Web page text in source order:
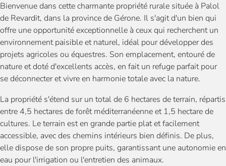
Bienvenue dans cette charmante propriété rurale située à Palol
de Revardit, dans la province de Gérone. Il s'agit d'un bien qui
offre une opportunité exceptionnelle à ceux qui recherchent un
environnement paisible et naturel, idéal pour développer des
projets agricoles ou équestres. Son emplacement, entouré de
nature et doté d'excellents accès, en fait un refuge parfait pour
se déconnecter et vivre en harmonie totale avec la nature.
La propriété s'étend sur un total de 6 hectares de terrain, répartis
entre 4,5 hectares de forêt méditerranéenne et 1,5 hectare de
cultures. Le terrain est en grande partie plat et facilement
accessible, avec des chemins intérieurs bien définis. De plus,
elle dispose de son propre puits, garantissant une autonomie en
eau pour l'irrigation ou l'entretien des animaux.